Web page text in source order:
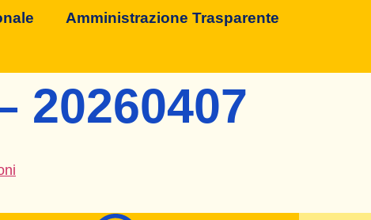
Amministrazione Trasparente
20260407